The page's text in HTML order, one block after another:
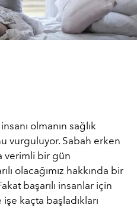
olmanın sağlık
vurguluyor. Sabah erken
verimli bir gün
olacağımız hakkında bir
başarılı insanlar için
kaçta başladıkları